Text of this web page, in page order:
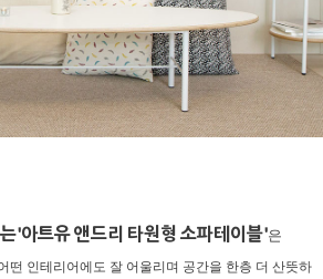
'아트유 앤드리 타원형 소파테이블'은
떤 인테리어에도 잘 어울리며 공간을 한층 더 산뜻하